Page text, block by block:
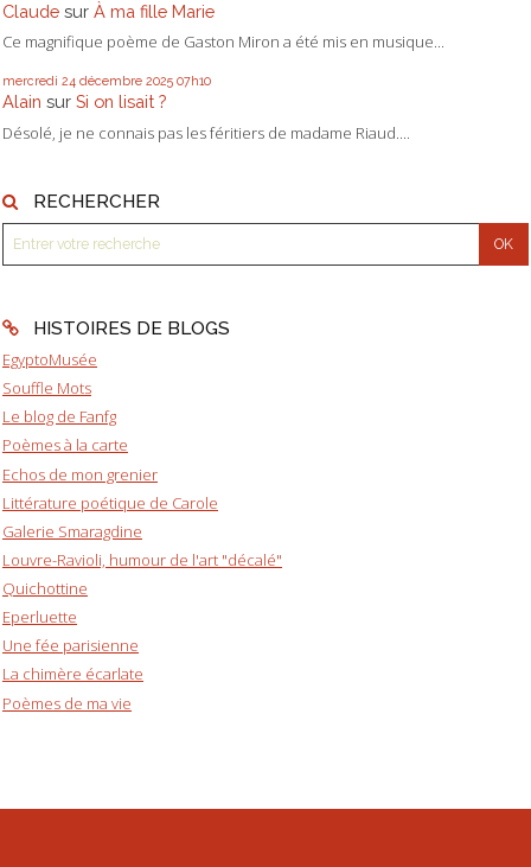
Claude sur À ma fille Marie
Ce magnifique poème de Gaston Miron a été mis en musique...
mercredi 24 décembre 2025 07h10
Alain sur Si on lisait ?
Désolé, je ne connais pas les féritiers de madame Riaud....
RECHERCHER
HISTOIRES DE BLOGS
EgyptoMusée
Souffle Mots
Le blog de Fanfg
Poèmes à la carte
Echos de mon grenier
Littérature poétique de Carole
Galerie Smaragdine
Louvre-Ravioli, humour de l'art "décalé"
Quichottine
Eperluette
Une fée parisienne
La chimère écarlate
Poèmes de ma vie